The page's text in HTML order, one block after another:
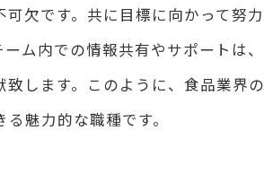
欠です。共に目標に向かって努力
ム内での情報共有やサポートは、
します。このように、食品業界の
魅力的な職種です。